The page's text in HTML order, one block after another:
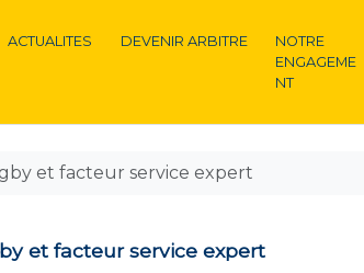
ACTUALITES DEVENIR ARBITRE
NOTRE
ENGAGEME
NT
et facteur service expert
et facteur service expert